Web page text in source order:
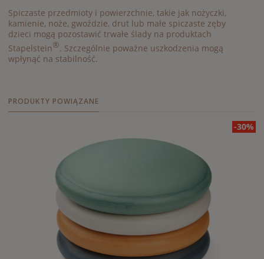
Spiczaste przedmioty i powierzchnie, takie jak nożyczki,
kamienie, noże, gwoździe, drut lub małe spiczaste zęby
dzieci mogą pozostawić trwałe ślady na produktach
Stapelstein®. Szczególnie poważne uszkodzenia mogą
wpłynąć na stabilność.
PRODUKTY POWIĄZANE
-30%